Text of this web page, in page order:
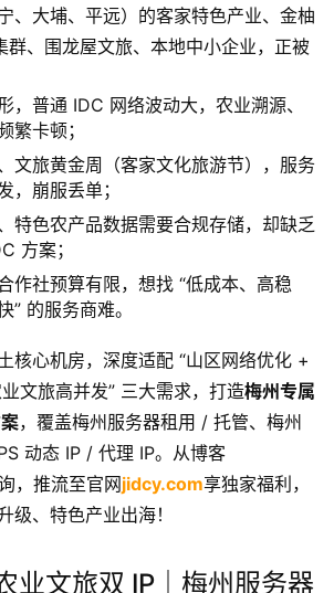
、大埔、平远）的客家特色产业、金柚
群、围龙屋文旅、本地中小企业，正被
，普通 IDC 网络波动大，农业溯源、
繁卡顿；
文旅黄金周（客家文化旅游节），服务
，崩服丢单；
特色农产品数据需要合规存储，却缺乏
方案；
作社预算有限，想找 “低成本、高稳
” 的服务商难。
核心机房，深度适配 “山区网络优化 +
文旅高并发” 三大需求，打造梅州专属
，覆盖梅州服务器租用 / 托管、梅州
动态 IP / 代理 IP。从博客
，推流至官网jidcy.com享独家福利，
级、特色产业出海！
业文旅双 IP｜梅州服务器